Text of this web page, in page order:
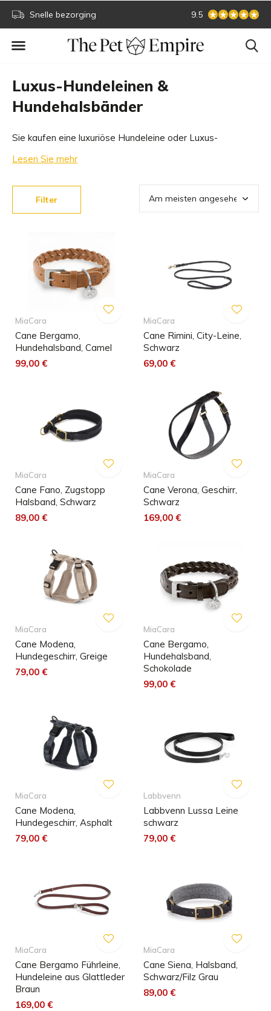
Sichere Online-Zahlung Größte Sammlung
9.5
Luxus-Hundeleinen &
Hundehalsbänder
Sie kaufen eine luxuriöse Hundeleine oder Luxus-
Hundehalsband natürlich bei The Pet Empire. Wir haben
Hundehalsbändern der besten Marken. Schauen Sie sich
Lesen Sie mehr
Filter
MiaCara
Cane Bergamo,
Hundehalsband, Camel
99,00 €
MiaCara
Cane Rimini, City-Leine,
Schwarz
69,00 €
MiaCara
Cane Fano, Zugstopp
Halsband, Schwarz
89,00 €
MiaCara
Cane Verona, Geschirr,
Schwarz
169,00 €
MiaCara
Cane Modena,
Hundegeschirr, Greige
79,00 €
MiaCara
Cane Bergamo,
Hundehalsband,
Schokolade
99,00 €
MiaCara
Cane Modena,
Hundegeschirr, Asphalt
79,00 €
Labbvenn
Labbvenn Lussa Leine
schwarz
79,00 €
MiaCara
Cane Bergamo Führleine,
Hundeleine aus Glattleder
Braun
169,00 €
MiaCara
Cane Siena, Halsband,
Schwarz/Filz Grau
89,00 €